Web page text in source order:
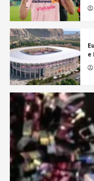
e